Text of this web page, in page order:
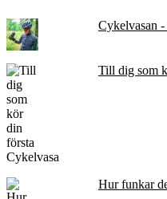
Cykelvasan
Till dig som
Hur funkar